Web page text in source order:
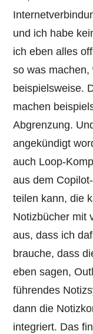
und ich habe
ich eben alles
so was
beispielsweise.
machen
Abgrenzung.
angekündigt
auch Loop-
aus dem
teilen kann, die
Notizbücher mit
aus, dass ich
brauche, dass
eben sagen,
führendes
dann die
integriert. Das